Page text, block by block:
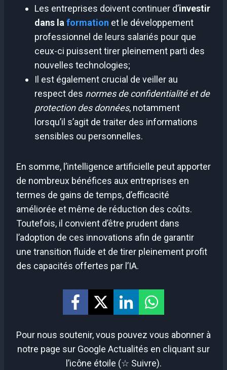
Les entreprises doivent continuer d’investir
dans la formation et le développement
professionnel de leurs salariés pour que
ceux-ci puissent tirer pleinement parti des
nouvelles technologies;
Il est également crucial de veiller au
respect des normes de confidentialité et de
protection des données, notamment
lorsqu’il s’agit de traiter des informations
sensibles ou personnelles.
En somme, l’intelligence artificielle peut apporter
de nombreux bénéfices aux entreprises en
termes de gains de temps, d’efficacité
améliorée et même de réduction des coûts.
Toutefois, il convient d’être prudent dans
l’adoption de ces innovations afin de garantir
une transition fluide et de tirer pleinement profit
des capacités offertes par l’IA.
Pour nous soutenir, vous pouvez vous abonner à
notre page sur Google Actualités en cliquant sur
l’icône étoile (☆ Suivre).